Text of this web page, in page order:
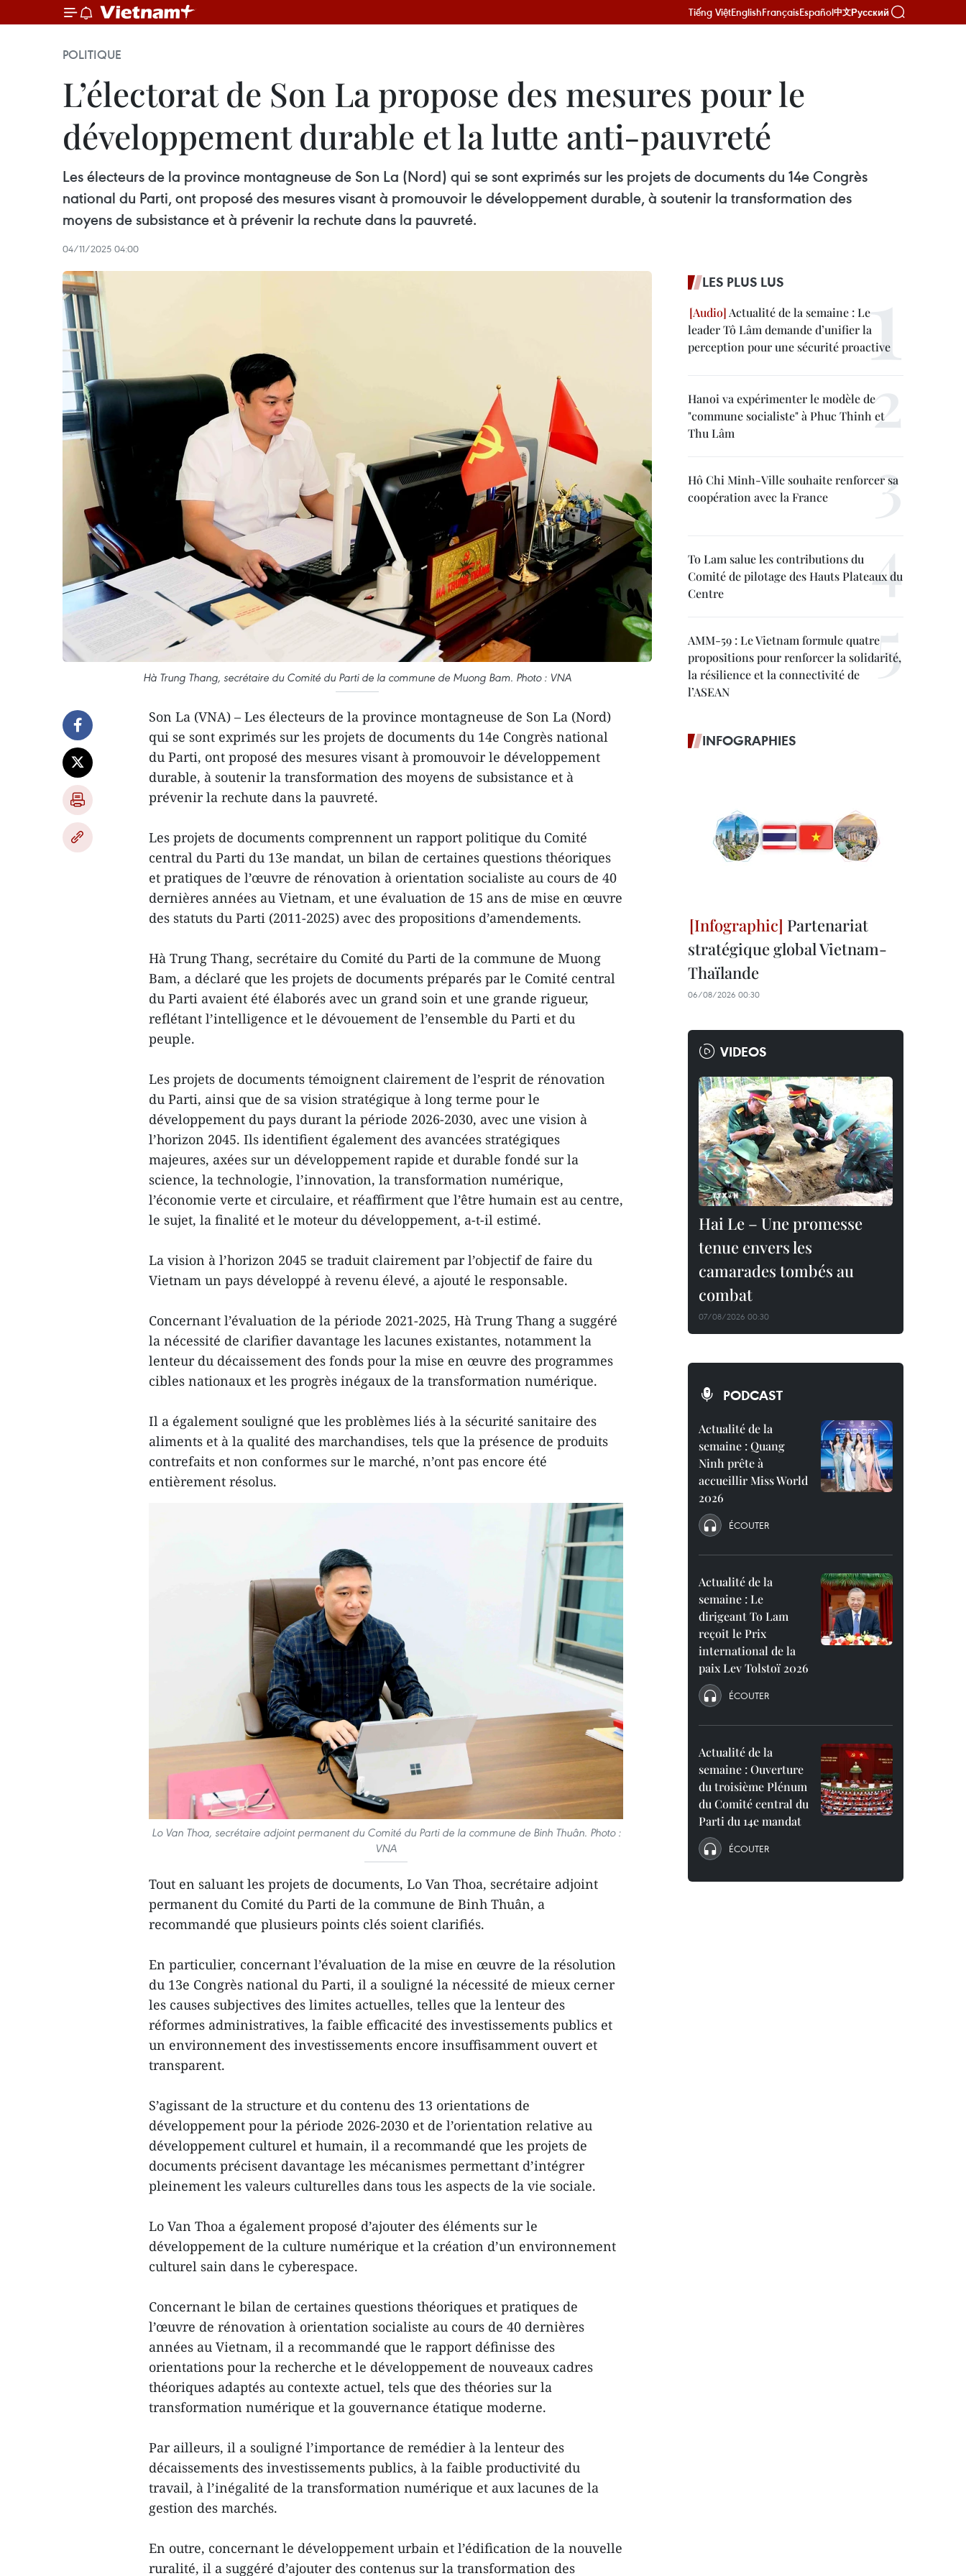
Tiếng ViệtEnglishFrançaisEspañol中文Русский
POLITIQUE
L’électorat de Son La propose des mesures pour le
développement durable et la lutte anti-pauvreté
Les électeurs de la province montagneuse de Son La (Nord) qui se sont exprimés sur les projets de documents du 14e Congrès
national du Parti, ont proposé des mesures visant à promouvoir le développement durable, à soutenir la transformation des
moyens de subsistance et à prévenir la rechute dans la pauvreté.
04/11/2025 04:00
Hà Trung Thang, secrétaire du Comité du Parti de la commune de Muong Bam. Photo : VNA
Son La (VNA) – Les électeurs de la province montagneuse de Son La (Nord)
qui se sont exprimés sur les projets de documents du 14e Congrès national
du Parti, ont proposé des mesures visant à promouvoir le développement
durable, à soutenir la transformation des moyens de subsistance et à
prévenir la rechute dans la pauvreté.
Les projets de documents comprennent un rapport politique du Comité
central du Parti du 13e mandat, un bilan de certaines questions théoriques
et pratiques de l’œuvre de rénovation à orientation socialiste au cours de 40
dernières années au Vietnam, et une évaluation de 15 ans de mise en œuvre
des statuts du Parti (2011-2025) avec des propositions d’amendements.
Hà Trung Thang, secrétaire du Comité du Parti de la commune de Muong
Bam, a déclaré que les projets de documents préparés par le Comité central
du Parti avaient été élaborés avec un grand soin et une grande rigueur,
reflétant l’intelligence et le dévouement de l’ensemble du Parti et du
peuple.
Les projets de documents témoignent clairement de l’esprit de rénovation
du Parti, ainsi que de sa vision stratégique à long terme pour le
développement du pays durant la période 2026-2030, avec une vision à
l’horizon 2045. Ils identifient également des avancées stratégiques
majeures, axées sur un développement rapide et durable fondé sur la
science, la technologie, l’innovation, la transformation numérique,
l’économie verte et circulaire, et réaffirment que l’être humain est au centre,
le sujet, la finalité et le moteur du développement, a-t-il estimé.
La vision à l’horizon 2045 se traduit clairement par l’objectif de faire du
Vietnam un pays développé à revenu élevé, a ajouté le responsable.
Concernant l’évaluation de la période 2021-2025, Hà Trung Thang a suggéré
la nécessité de clarifier davantage les lacunes existantes, notamment la
lenteur du décaissement des fonds pour la mise en œuvre des programmes
cibles nationaux et les progrès inégaux de la transformation numérique.
Il a également souligné que les problèmes liés à la sécurité sanitaire des
aliments et à la qualité des marchandises, tels que la présence de produits
contrefaits et non conformes sur le marché, n’ont pas encore été
entièrement résolus.
Lo Van Thoa, secrétaire adjoint permanent du Comité du Parti de la commune de Binh Thuân. Photo :
VNA
Tout en saluant les projets de documents, Lo Van Thoa, secrétaire adjoint
permanent du Comité du Parti de la commune de Binh Thuân, a
recommandé que plusieurs points clés soient clarifiés.
En particulier, concernant l’évaluation de la mise en œuvre de la résolution
du 13e Congrès national du Parti, il a souligné la nécessité de mieux cerner
les causes subjectives des limites actuelles, telles que la lenteur des
réformes administratives, la faible efficacité des investissements publics et
un environnement des investissements encore insuffisamment ouvert et
transparent.
S’agissant de la structure et du contenu des 13 orientations de
développement pour la période 2026-2030 et de l’orientation relative au
développement culturel et humain, il a recommandé que les projets de
documents précisent davantage les mécanismes permettant d’intégrer
pleinement les valeurs culturelles dans tous les aspects de la vie sociale.
Lo Van Thoa a également proposé d’ajouter des éléments sur le
développement de la culture numérique et la création d’un environnement
culturel sain dans le cyberespace.
Concernant le bilan de certaines questions théoriques et pratiques de
l’œuvre de rénovation à orientation socialiste au cours de 40 dernières
années au Vietnam, il a recommandé que le rapport définisse des
orientations pour la recherche et le développement de nouveaux cadres
théoriques adaptés au contexte actuel, tels que des théories sur la
transformation numérique et la gouvernance étatique moderne.
Par ailleurs, il a souligné l’importance de remédier à la lenteur des
décaissements des investissements publics, à la faible productivité du
travail, à l’inégalité de la transformation numérique et aux lacunes de la
gestion des marchés.
En outre, concernant le développement urbain et l’édification de la nouvelle
ruralité, il a suggéré d’ajouter des contenus sur la transformation des
LES PLUS LUS
Actualité de la semaine : Le
leader Tô Lâm demande d’unifier la
perception pour une sécurité proactive
Hanoi va expérimenter le modèle de
"commune socialiste" à Phuc Thinh et
Thu Lâm
Hô Chi Minh-Ville souhaite renforcer sa
coopération avec la France
To Lam salue les contributions du
Comité de pilotage des Hauts Plateaux du
Centre
AMM-59 : Le Vietnam formule quatre
propositions pour renforcer la solidarité,
la résilience et la connectivité de
l’ASEAN
INFOGRAPHIES
Partenariat
stratégique global Vietnam-
Thaïlande
06/08/2026 00:30
VIDEOS
Hai Le – Une promesse
tenue envers les
camarades tombés au
combat
07/08/2026 00:30
PODCAST
Actualité de la
semaine : Quang
Ninh prête à
accueillir Miss World
2026
ÉCOUTER
Actualité de la
semaine : Le
dirigeant To Lam
reçoit le Prix
international de la
paix Lev Tolstoï 2026
ÉCOUTER
Actualité de la
semaine : Ouverture
du troisième Plénum
du Comité central du
Parti du 14e mandat
ÉCOUTER